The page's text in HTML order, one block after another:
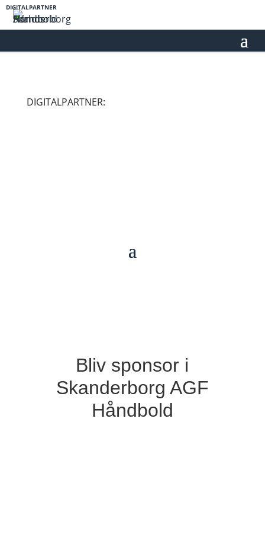
DIGITALPARTNER
DIGITALPARTNER:
Bliv sponsor i
Skanderborg AGF
Håndbold